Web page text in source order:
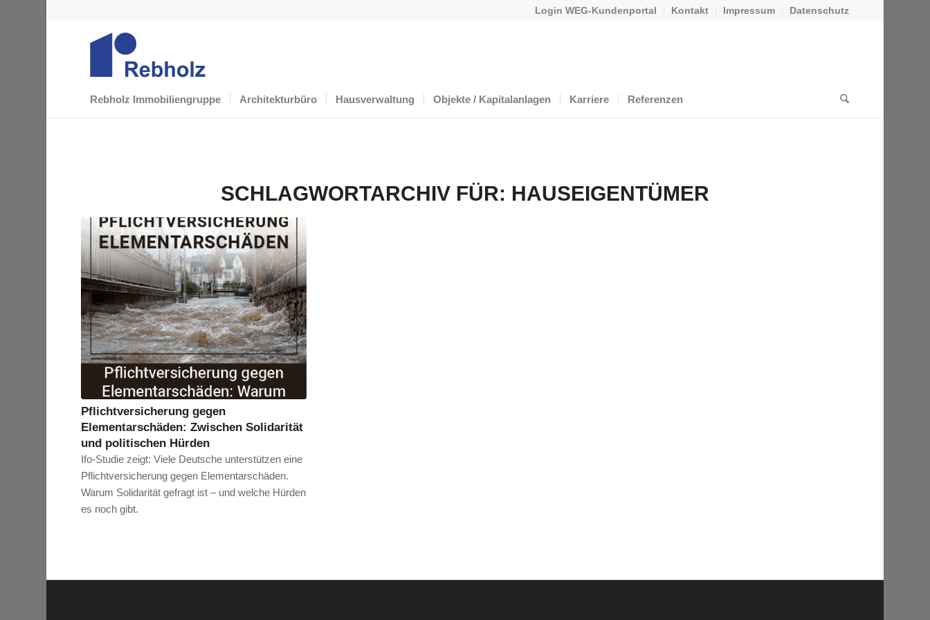
Login WEG-Kundenportal Kontakt Impressum Datenschutz
Rebholz Immobiliengruppe Architekturbüro Hausverwaltung Objekte / Kapitalanlagen Karriere Referenzen
SCHLAGWORTARCHIV FÜR: HAUSEIGENTÜMER
Pflichtversicherung gegen
Elementarschäden: Zwischen Solidarität
und politischen Hürden
Ifo-Studie zeigt: Viele Deutsche unterstützen eine
Pflichtversicherung gegen Elementarschäden.
Warum Solidarität gefragt ist – und welche Hürden
es noch gibt.